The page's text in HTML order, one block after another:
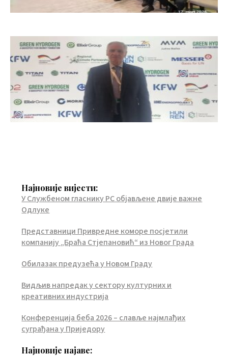
Најновије вијести:
У Службеном гласнику РС објављене двије важне
Одлуке
Представници Привредне коморе посјетили
компанију „Браћа Стјепановић“ из Новог Града
Обилазак предузећа у Новом Граду
Видљив напредак у сектору културних и
креативних индустрија
Конференција беба 2026 – славље најмлађих
суграђана у Приједору
Најновије најаве: